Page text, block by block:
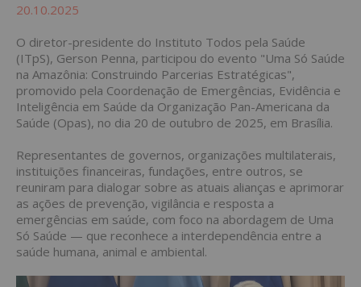
20.10.2025
O diretor-presidente do Instituto Todos pela Saúde
(ITpS), Gerson Penna, participou do evento "Uma Só Saúde
na Amazônia: Construindo Parcerias Estratégicas",
promovido pela Coordenação de Emergências, Evidência e
Inteligência em Saúde da Organização Pan-Americana da
Saúde (Opas), no dia 20 de outubro de 2025, em Brasília.
Representantes de governos, organizações multilaterais,
instituições financeiras, fundações, entre outros, se
reuniram para dialogar sobre as atuais alianças e aprimorar
as ações de prevenção, vigilância e resposta a
emergências em saúde, com foco na abordagem de Uma
Só Saúde — que reconhece a interdependência entre a
saúde humana, animal e ambiental.